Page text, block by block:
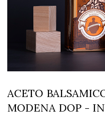
ACETO
MODENA DOP -